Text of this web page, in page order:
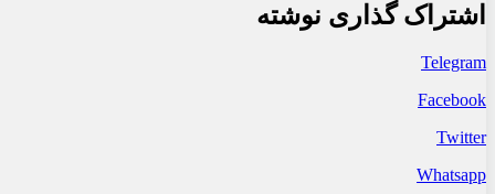
اشتراک گذاری نوشته
Telegram
Facebook
Twitter
Whatsapp